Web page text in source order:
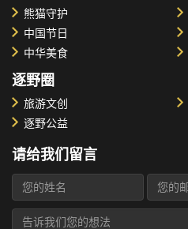
熊猫守护
中国节日
中华美食
逐野圈
旅游文创
逐野公益
请给我们留言